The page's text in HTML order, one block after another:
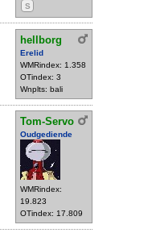
S
hellborg
Erelid
WMRindex: 1.358
OTindex: 3
Wnplts: bali
Tom-Servo
Oudgediende
WMRindex:
19.823
OTindex: 17.809